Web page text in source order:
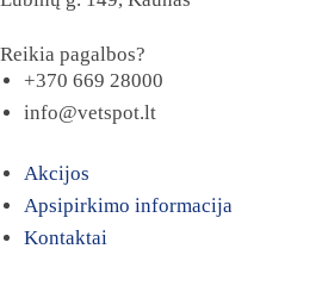
Reikia pagalbos?
+370 669 28000
info@vetspot.lt
Akcijos
Apsipirkimo informacija
Kontaktai